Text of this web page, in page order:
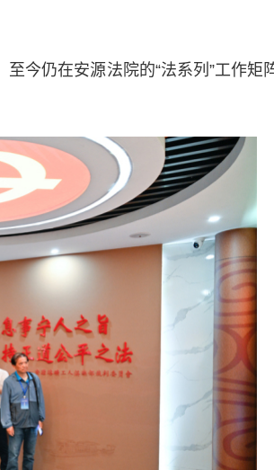
今仍在安源法院的“法系列”工作矩